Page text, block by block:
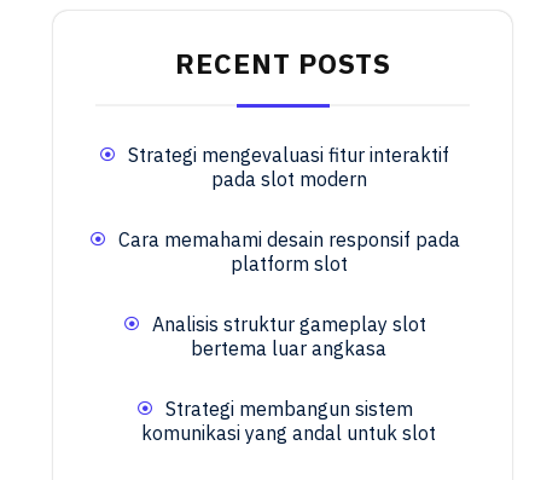
RECENT POSTS
Strategi mengevaluasi fitur interaktif
pada slot modern
Cara memahami desain responsif pada
platform slot
Analisis struktur gameplay slot
bertema luar angkasa
Strategi membangun sistem
komunikasi yang andal untuk slot